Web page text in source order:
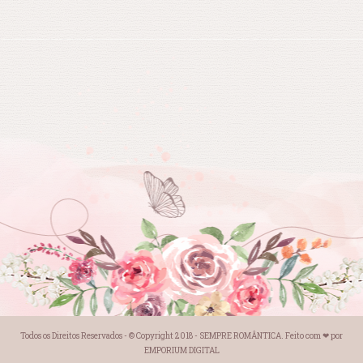
Todos os Direitos Reservados - © Copyright 2018 - SEMPRE ROMÂNTICA. Feito com❤por
EMPORIUM DIGITAL